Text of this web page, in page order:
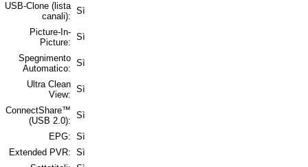
USB-Clone (lista
canali):
Sì
Picture-In-
Picture:
Sì
Spegnimento
Automatico:
Sì
Ultra Clean
View:
Sì
ConnectShare™
(USB 2.0):
Sì
EPG: Sì
Extended PVR: Sì